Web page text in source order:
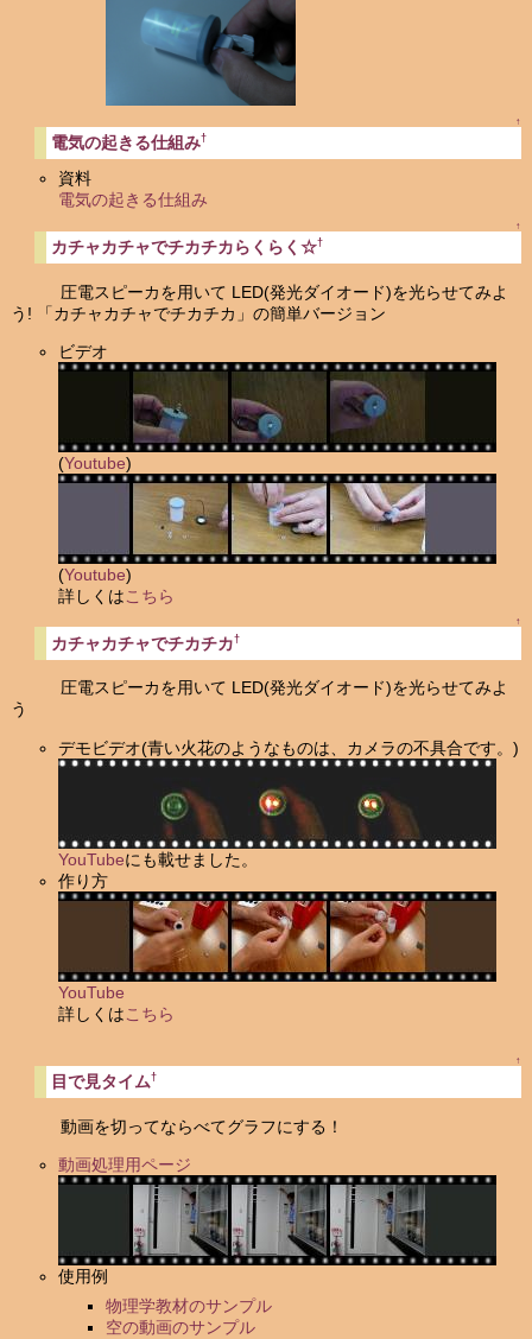
↑
電気の起きる仕組み†
資料
電気の起きる仕組み
↑
カチャカチャでチカチカらくらく☆†
圧電スピーカを用いて LED(発光ダイオード)を光らせてみよ
う! 「カチャカチャでチカチカ」の簡単バージョン
ビデオ
(Youtube)
(Youtube)
詳しくはこちら
↑
カチャカチャでチカチカ†
圧電スピーカを用いて LED(発光ダイオード)を光らせてみよ
う
デモビデオ(青い火花のようなものは、カメラの不具合です。)
YouTubeにも載せました。
作り方
YouTube
詳しくはこちら
↑
目で見タイム†
動画を切ってならべてグラフにする！
動画処理用ページ
使用例
物理学教材のサンプル
空の動画のサンプル